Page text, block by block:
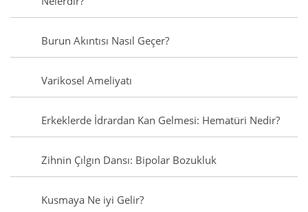
Burun Akıntısı Nasıl Geçer?
Varikosel Ameliyatı
Erkeklerde İdrardan Kan Gelmesi: Hematüri Nedir?
Zihnin Çılgın Dansı: Bipolar Bozukluk
Kusmaya Ne iyi Gelir?